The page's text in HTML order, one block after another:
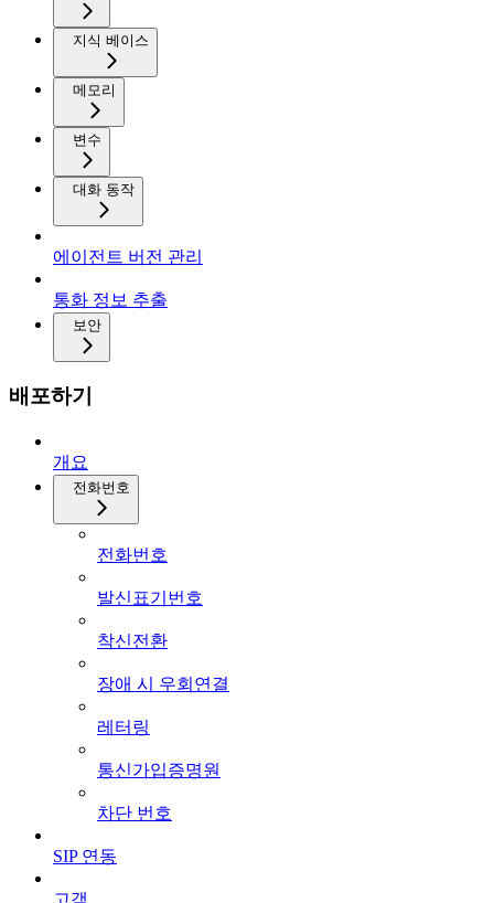
지식 베이스
메모리
변수
대화 동작
에이전트 버전 관리
통화 정보 추출
보안
배포하기
개요
전화번호
전화번호
발신표기번호
착신전환
장애 시 우회연결
레터링
통신가입증명원
차단 번호
SIP 연동